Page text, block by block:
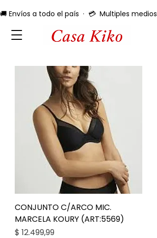
🚚 Envíos a todo el país  ·  💳  Multiples
CONJUNTO C/ARCO MIC.
MARCELA KOURY (ART:5569)
Precio
$ 12.499,99